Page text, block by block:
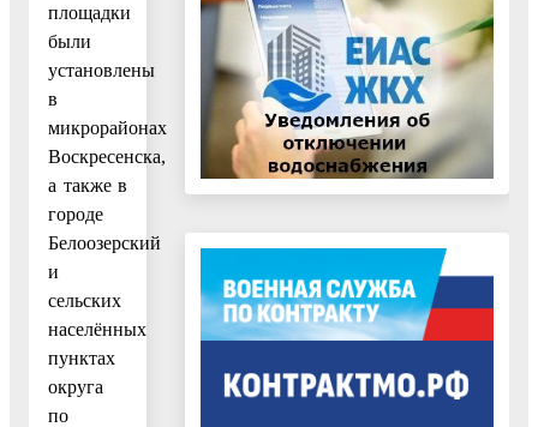
площадки
были
установлены
в
микрорайонах
Воскресенска,
а также в
городе
Белоозерский
и
сельских
населённых
пунктах
округа
по